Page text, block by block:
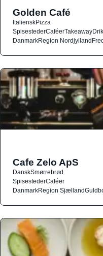
Golden Café
ItalienskPizza
SpisestederCaféerTakeaway
DanmarkRegion Nordjylland
Cafe Zelo ApS
DanskSmørrebrød
SpisestederCaféer
DanmarkRegion Sjælland